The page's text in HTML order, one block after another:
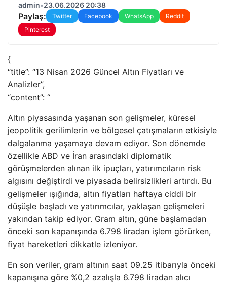
admin•23.06.2026 20:38
Paylaş: Twitter Facebook WhatsApp
Reddit
Pinterest
{
“title”: “13 Nisan 2026 Güncel Altın Fiyatları ve
Analizler”,
“content”: “
Altın piyasasında yaşanan son gelişmeler, küresel
jeopolitik gerilimlerin ve bölgesel çatışmaların etkisiyle
dalgalanma yaşamaya devam ediyor. Son dönemde
özellikle ABD ve İran arasındaki diplomatik
görüşmelerden alınan ilk ipuçları, yatırımcıların risk
algısını değiştirdi ve piyasada belirsizlikleri artırdı. Bu
gelişmeler ışığında, altın fiyatları haftaya ciddi bir
düşüşle başladı ve yatırımcılar, yaklaşan gelişmeleri
yakından takip ediyor. Gram altın, güne başlamadan
önceki son kapanışında 6.798 liradan işlem görürken,
fiyat hareketleri dikkatle izleniyor.
En son veriler, gram altının saat 09.25 itibarıyla önceki
kapanışına göre %0,2 azalışla 6.798 liradan alıcı